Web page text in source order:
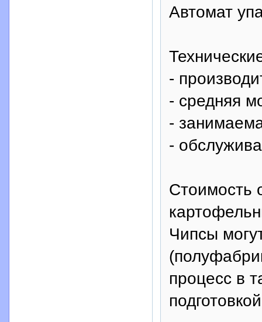
Автомат
-
- средняя
-
-
Стоимость
Чипсы
процесс в